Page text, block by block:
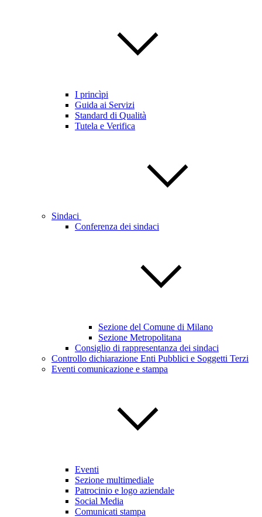
I princìpi
Guida ai Servizi
Standard di Qualità
Tutela e Verifica
Sindaci
Conferenza dei sindaci
Sezione del Comune di Milano
Sezione Metropolitana
Consiglio di rappresentanza dei sindaci
Controllo dichiarazione Enti Pubblici e Soggetti Terzi
Eventi comunicazione e stampa
Eventi
Sezione multimediale
Patrocinio e logo aziendale
Social Media
Comunicati stampa